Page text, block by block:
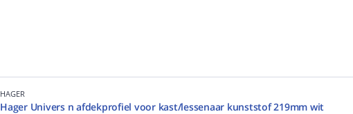
HAGER
Hager Univers n afdekprofiel voor kast/lessenaar kunststof 219mm wit